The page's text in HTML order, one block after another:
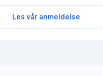
Les vår anmeldelse